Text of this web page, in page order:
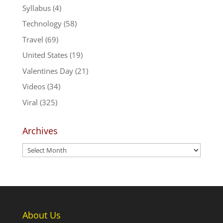
Syllabus(4)
Technology(58)
Travel (69)
United States(19)
Valentines Day(21)
Videos(34)
Viral (325)
Archives
Archives
About Us